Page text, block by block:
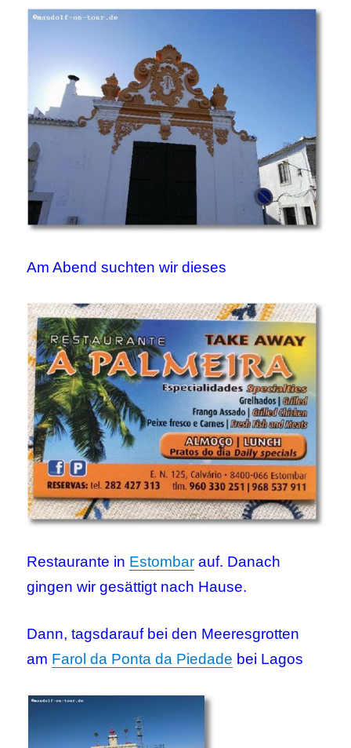
Am Abend suchten wir dieses
Restaurante in Estombar auf. Danach
gingen wir gesättigt nach Hause.
Dann, tagsdarauf bei den Meeresgrotten
am Farol da Ponta da Piedade bei Lagos